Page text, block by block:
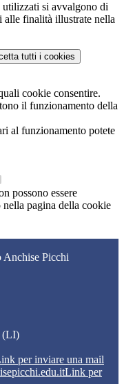
utilizzati si avvalgono di
alle finalità illustrate nella
tutti i cookies
cookie consentire.
il funzionamento della
al funzionamento potete
possono essere
pagina della cookie
Anchise Picchi
(LI)
per inviare una mail
Link per